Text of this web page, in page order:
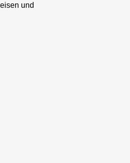
und